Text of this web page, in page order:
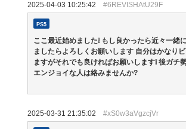
2025-04-03 10:25:42 #6REVISHAtU29F
PS5
ここ最近始めました❕ もし良かったら近々一緒
ましたらよろしくお願いします 自分はかなり
ますがそれでも良ければお願いします❕ 後ガチ
エンジョイな人は絡みませんか?
2025-03-31 21:35:02 #xS0w3aVgzcjVr